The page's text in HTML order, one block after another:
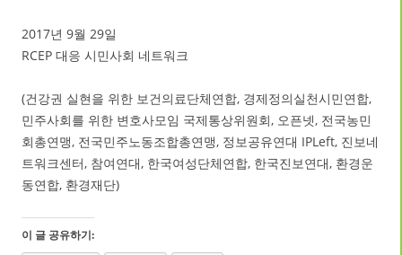
2017년 9월 29일
RCEP 대응 시민사회 네트워크
(건강권 실현을 위한 보건의료단체연합, 경제정의실천시민연합,
민주사회를 위한 변호사모임 국제통상위원회, 오픈넷, 전국농민
회총연맹, 전국민주노동조합총연맹, 정보공유연대 IPLeft, 진보네
트워크센터, 참여연대, 한국여성단체연합, 한국진보연대, 환경운
동연합, 환경재단)
이 글 공유하기: